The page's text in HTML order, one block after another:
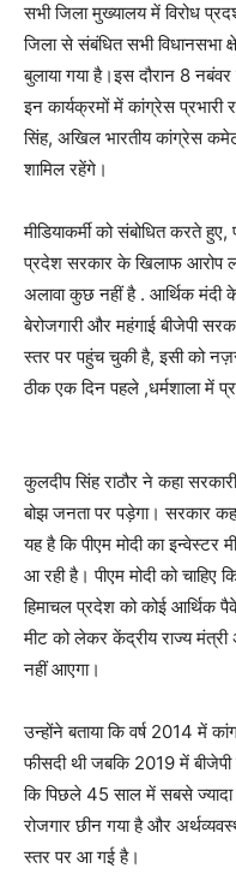
सभी जिला मुख्यालय में विरोध
जिला से संबंधित सभी विधानसभा
बुलाया गया है।इस दौरान 8
इन कार्यक्रमों में कांग्रेस प्रभारी
सिंह, अखिल भारतीय कांग्रेस
शामिल रहेंगे।
मीडियाकर्मी को संबोधित करते
प्रदेश सरकार के खिलाफ आरोप
अलावा कुछ नहीं है . आर्थिक मंदी
बेरोजगारी और महंगाई बीजेपी
स्तर पर पहुंच चुकी है, इसी को
ठीक एक दिन पहले ,धर्मशाला में
कुलदीप सिंह राठौर ने कहा
बोझ जनता पर पड़ेगा। सरकार
यह है कि पीएम मोदी का इन्वेस्टर
आ रही है। पीएम मोदी को
हिमाचल प्रदेश को कोई आर्थिक
मीट को लेकर केंद्रीय राज्य
नहीं आएगा।
उन्होंने बताया कि वर्ष 2014 में
फीसदी थी जबकि 2019 में
कि पिछले 45 साल में सबसे
रोजगार छीन गया है और
स्तर पर आ गई है।